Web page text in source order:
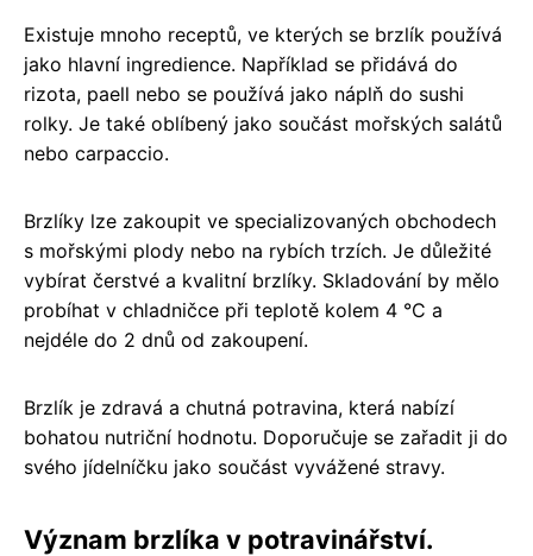
Existuje mnoho receptů, ve kterých se brzlík používá
jako hlavní ingredience. Například se přidává do
rizota, paell nebo se používá jako náplň do sushi
rolky. Je také oblíbený jako součást mořských salátů
nebo carpaccio.
Brzlíky lze zakoupit ve specializovaných obchodech
s mořskými plody nebo na rybích trzích. Je důležité
vybírat čerstvé a kvalitní brzlíky. Skladování by mělo
probíhat v chladničce při teplotě kolem 4 °C a
nejdéle do 2 dnů od zakoupení.
Brzlík je zdravá a chutná potravina, která nabízí
bohatou nutriční hodnotu. Doporučuje se zařadit ji do
svého jídelníčku jako součást vyvážené stravy.
Význam brzlíka v potravinářství.